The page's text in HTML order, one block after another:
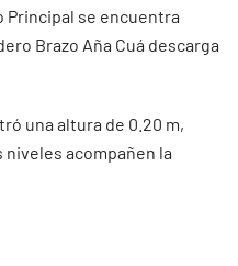
Principal se encuentra
Brazo Aña Cuá descarga
una altura de 0.20 m,
acompañen la